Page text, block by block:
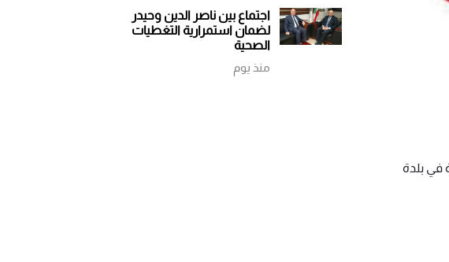
في بلدة
اجتماع بين ناصر الدين وحيدر
لضمان استمرارية التغطيات
الصحية
منذ يوم